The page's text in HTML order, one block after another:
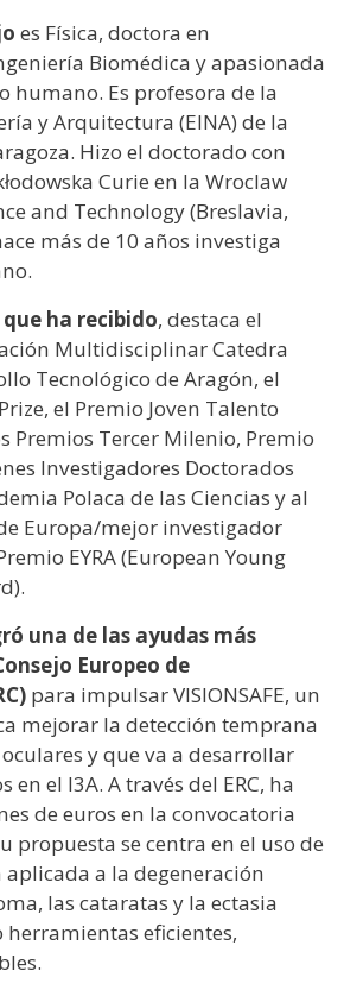
es Física, doctora en
Biomédica y apasionada
humano. Es profesora de la
y Arquitectura (EINA) de la
Hizo el doctorado con
Curie en la Wroclaw
and Technology (Breslavia,
más de 10 años investiga
ha recibido, destaca el
Multidisciplinar Catedra
Tecnológico de Aragón, el
el Premio Joven Talento
Premios Tercer Milenio, Premio
Investigadores Doctorados
Polaca de las Ciencias y al
Europa/mejor investigador
EYRA (European Young
una de las ayudas más
Europeo de
para impulsar VISIONSAFE, un
mejorar la detección temprana
y que va a desarrollar
en el I3A. A través del ERC, ha
de euros en la convocatoria
propuesta se centra en el uso de
a la degeneración
las cataratas y la ectasia
eficientes,